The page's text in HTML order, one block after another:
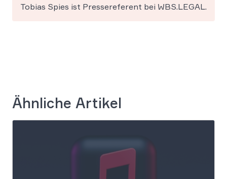
Tobias Spies ist Pressereferent bei WBS.LEGAL.
Ähnliche Artikel